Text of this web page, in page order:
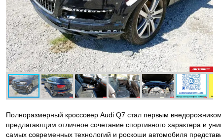
Полноразмерный кроссовер Audi Q7 стал первым
предлагающим отличное сочетание спортивного характера и
самых современных технологий и роскоши автомобиля